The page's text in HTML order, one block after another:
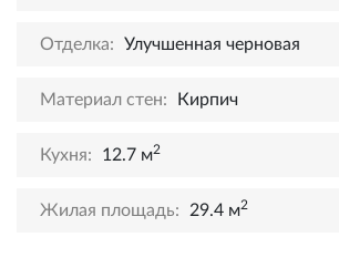
Отделка: Улучшенная черновая
Материал стен: Кирпич
Кухня: 12.7 м2
Жилая площадь: 29.4 м2